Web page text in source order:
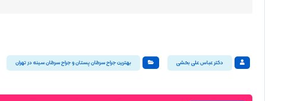
دکتر عباس علی بخشی بهترین جراح سرطان پستان و جراح سرطان سینه در تهران